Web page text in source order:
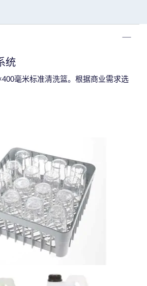
统
毫米标准清洗篮。根据商业需求选